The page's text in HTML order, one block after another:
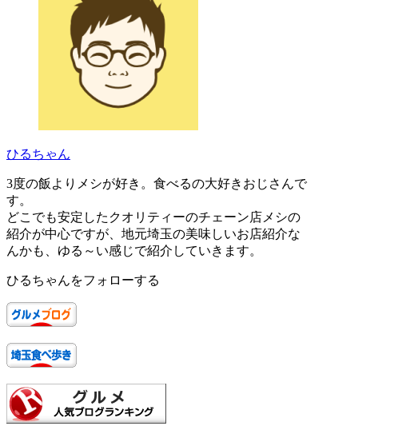
ひるちゃん
3度の飯よりメシが好き。食べるの大好きおじさんで
す。
どこでも安定したクオリティーのチェーン店メシの
紹介が中心ですが、地元埼玉の美味しいお店紹介な
んかも、ゆる～い感じで紹介していきます。
ひるちゃんをフォローする